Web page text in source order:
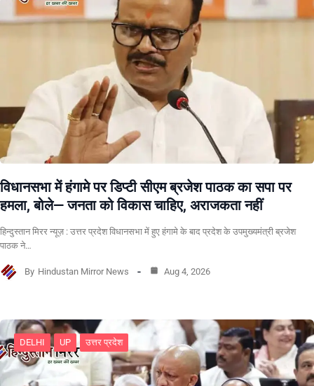
विधानसभा में हंगामे पर डिप्टी सीएम ब्रजेश पाठक का सपा पर
हमला, बोले— जनता को विकास चाहिए, अराजकता नहीं
हिन्दुस्तान मिरर न्यूज़ : उत्तर प्रदेश विधानसभा में हुए हंगामे के बाद प्रदेश के उपमुख्यमंत्री ब्रजेश
पाठक ने…
By Hindustan Mirror News Aug 4, 2026
DELHI UP उत्तर प्रदेश